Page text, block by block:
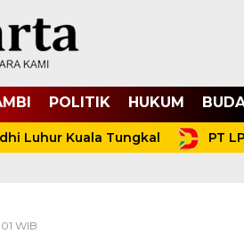
POLITIK HUKUM
Luhur Kuala Tungkal PT
WIB